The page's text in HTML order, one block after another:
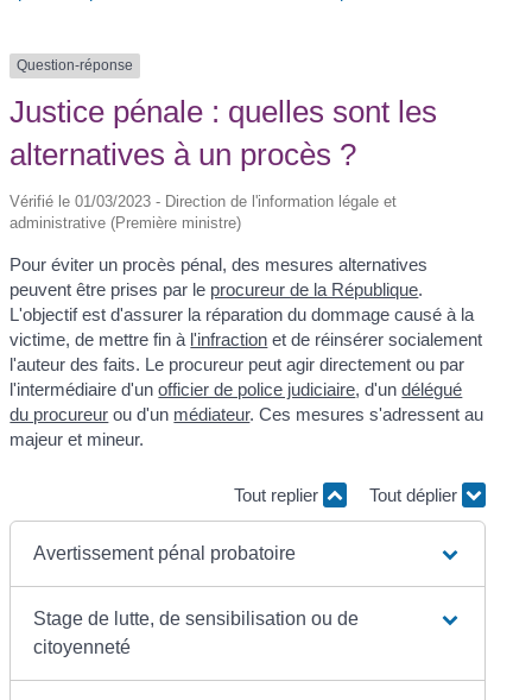
Question-réponse
Justice pénale : quelles sont les
alternatives à un procès ?
Vérifié le 01/03/2023 - Direction de l'information légale et
administrative (Première ministre)
Pour éviter un procès pénal, des mesures alternatives
peuvent être prises par le procureur de la République.
L'objectif est d'assurer la réparation du dommage causé à la
victime, de mettre fin à l'infraction et de réinsérer socialement
l'auteur des faits. Le procureur peut agir directement ou par
l'intermédiaire d'unofficier de police judiciaire, d'undélégué
du procureur ou d'un médiateur. Ces mesures s'adressent au
majeur et mineur.
Tout replier Tout déplier
Avertissement pénal probatoire
Stage de lutte, de sensibilisation ou de
citoyenneté